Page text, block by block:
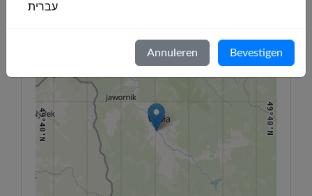
49°40'N 49°40'N
49°44'N
עברית
Svenska
Annuleren Bevestigen